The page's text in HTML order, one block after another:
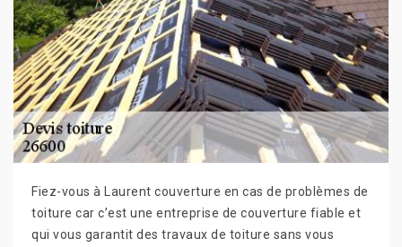
Fiez-vous à Laurent couverture en cas de problèmes de
toiture car c’est une entreprise de couverture fiable et
qui vous garantit des travaux de toiture sans vous